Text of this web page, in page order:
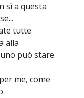
sì a questa
tutte
alla
può stare
me, come